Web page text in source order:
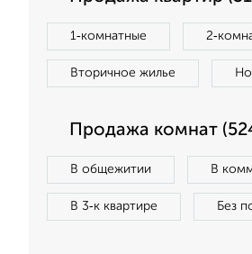
1‑комнатные
Вторичное жилье
Продажа комнат
В общежитии В
В 3‑к квартире Без